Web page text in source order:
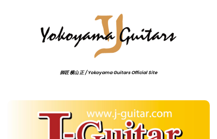
師匠 横山 正 / Yokoyama Guitars Official Site